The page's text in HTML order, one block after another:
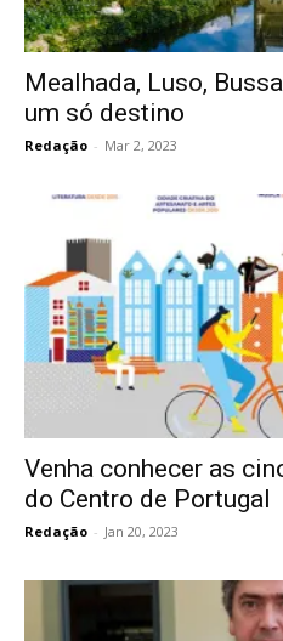
Mealhada, Luso,
um só destino
Redação - Mar 2, 2023
Venha conhecer as
do Centro de Portugal
Redação - Jan 20, 2023